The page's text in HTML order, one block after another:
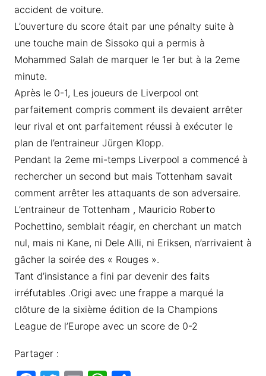
accident de voiture.
L’ouverture du score était par une pénalty suite à
une touche main de Sissoko qui a permis à
Mohammed Salah de marquer le 1er but à la 2eme
minute.
Après le 0-1, Les joueurs de Liverpool ont
parfaitement compris comment ils devaient arrêter
leur rival et ont parfaitement réussi à exécuter le
plan de l’entraineur Jürgen Klopp.
Pendant la 2eme mi-temps Liverpool a commencé à
rechercher un second but mais Tottenham savait
comment arrêter les attaquants de son adversaire.
L’entraineur de Tottenham , Mauricio Roberto
Pochettino, semblait réagir, en cherchant un match
nul, mais ni Kane, ni Dele Alli, ni Eriksen, n’arrivaient à
gâcher la soirée des « Rouges ».
Tant d’insistance a fini par devenir des faits
irréfutables .Origi avec une frappe a marqué la
clôture de la sixième édition de la Champions
League de l’Europe avec un score de 0-2
Partager :